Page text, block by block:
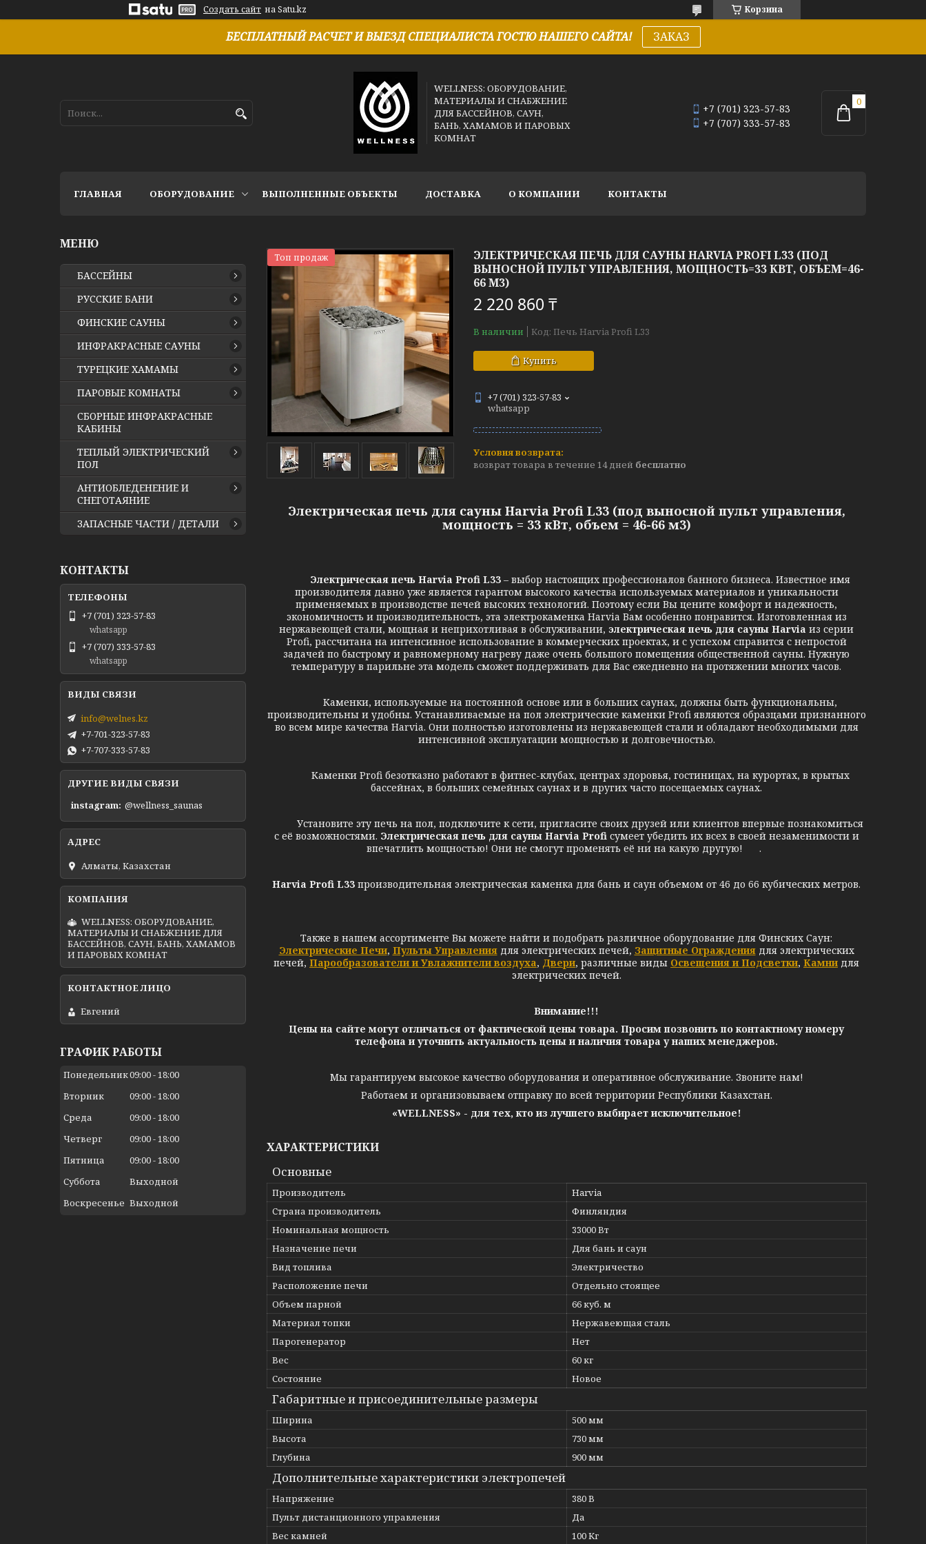
Создать сайт на Satu.kz Корзина
БЕСПЛАТНЫЙ РАСЧЕТ И ВЫЕЗД СПЕЦИАЛИСТА ГОСТЮ НАШЕГО САЙТА! ЗАКАЗ
WELLNESS: ОБОРУДОВАНИЕ,
МАТЕРИАЛЫ И СНАБЖЕНИЕ
ДЛЯ БАССЕЙНОВ, САУН,
БАНЬ, ХАМАМОВ И ПАРОВЫХ
КОМНАТ
+7 (701) 323-57-83
+7 (707) 333-57-83
ГЛАВНАЯ ОБОРУДОВАНИЕ ВЫПОЛНЕННЫЕ ОБЪЕКТЫ ДОСТАВКА О КОМПАНИИ КОНТАКТЫ
Топ продаж
ЭЛЕКТРИЧЕСКАЯ ПЕЧЬ ДЛЯ САУНЫ HARVIA PROFI L33 (ПОД
ВЫНОСНОЙ ПУЛЬТ УПРАВЛЕНИЯ, МОЩНОСТЬ=33 КВТ, ОБЪЕМ=46-
66 М3)
2 220 860 ₸
В наличии Код: Печь Harvia Profi L33
Купить
+7 (701) 323-57-83
whatsapp
возврат товара в течение 14 дней бесплатно
Электрическая печь для сауны Harvia Profi L33 (под выносной пульт управления,
мощность = 33 кВт, объем = 46-66 м3)
Электрическая печь Harvia Profi L33 – выбор настоящих профессионалов банного бизнеса. Известное имя
производителя давно уже является гарантом высокого качества используемых материалов и уникальности
применяемых в производстве печей высоких технологий. Поэтому если Вы цените комфорт и надежность,
экономичность и производительность, эта электрокаменка Harvia Вам особенно понравится. Изготовленная из
нержавеющей стали, мощная и неприхотливая в обслуживании, электрическая печь для сауны Harvia из серии
Profi, рассчитана на интенсивное использование в коммерческих проектах, и с успехом справится с непростой
задачей по быстрому и равномерному нагреву даже очень большого помещения общественной сауны. Нужную
температуру в парильне эта модель сможет поддерживать для Вас ежедневно на протяжении многих часов.
Каменки, используемые на постоянной основе или в больших саунах, должны быть функциональны,
производительны и удобны. Устанавливаемые на пол электрические каменки Profi являются образцами признанного
во всем мире качества Harvia. Они полностью изготовлены из нержавеющей стали и обладают необходимыми для
интенсивной эксплуатации мощностью и долговечностью.
Каменки Profi безотказно работают в фитнес-клубах, центрах здоровья, гостиницах, на курортах, в крытых
бассейнах, в больших семейных саунах и в других часто посещаемых саунах.
Установите эту печь на пол, подключите к сети, пригласите своих друзей или клиентов впервые познакомиться
с её возможностями. Электрическая печь для сауны Harvia Profiсумеет убедить их всех в своей незаменимости и
впечатлить мощностью! Они не смогут променять её ни на какую другую! .
Harvia Profi L33 производительная электрическая каменка для бань и саун объемом от 46 до 66 кубических метров.
Также в нашем ассортименте Вы можете найти и подобрать различное оборудование для Финских Саун:
Электрические Печи, Пульты Управления для электрических печей, Защитные Ограждения для электрических
печей, Парообразователи и Увлажнители воздуха, Двери, различные виды Освещения и Подсветки, Камни для
электрических печей.
Внимание!!!
Цены на сайте могут отличаться от фактической цены товара. Просим позвонить по контактному номеру
телефона и уточнить актуальность цены и наличия товара у наших менеджеров.
Мы гарантируем высокое качество оборудования и оперативное обслуживание. Звоните нам!
Работаем и организовываем отправку по всей территории Республики Казахстан.
«WELLNESS» - для тех, кто из лучшего выбирает исключительное!
ХАРАКТЕРИСТИКИ
Основные
Производитель
Harvia
Страна производитель
Финляндия
Номинальная мощность
33000 Вт
Назначение печи
Для бань и саун
Вид топлива
Электричество
Расположение печи
Отдельно стоящее
Объем парной
66 куб. м
Материал топки
Нержавеющая сталь
Парогенератор
Нет
Вес
60 кг
Состояние
Новое
Габаритные и присоединительные размеры
Ширина
500 мм
Высота
730 мм
Глубина
900 мм
Дополнительные характеристики электропечей
Напряжение
380 В
Пульт дистанционного управления
Да
Вес камней
100 Кг
БАССЕЙНЫ
РУССКИЕ БАНИ
ФИНСКИЕ САУНЫ
ИНФРАКРАСНЫЕ САУНЫ
ТУРЕЦКИЕ ХАМАМЫ
ПАРОВЫЕ КОМНАТЫ
СБОРНЫЕ ИНФРАКРАСНЫЕ
КАБИНЫ
ТЕПЛЫЙ ЭЛЕКТРИЧЕСКИЙ
ПОЛ
АНТИОБЛЕДЕНЕНИЕ И
СНЕГОТАЯНИЕ
ЗАПАСНЫЕ ЧАСТИ / ДЕТАЛИ
КОНТАКТЫ
+7 (701) 323-57-83
whatsapp
+7 (707) 333-57-83
whatsapp
info@welnes.kz
+7-701-323-57-83
+7-707-333-57-83
ДРУГИЕ ВИДЫ СВЯЗИ
instagram @wellness_saunas
Алматы, Казахстан
WELLNESS: ОБОРУДОВАНИЕ,
МАТЕРИАЛЫ И СНАБЖЕНИЕ ДЛЯ
БАССЕЙНОВ, САУН, БАНЬ, ХАМАМОВ
И ПАРОВЫХ КОМНАТ
Евгений
ГРАФИК РАБОТЫ
Понедельник09:00 18:00
Вторник
09:00 18:00
Среда
09:00 18:00
Четверг
09:00 18:00
Пятница
09:00 18:00
Суббота
Выходной
Воскресенье Выходной